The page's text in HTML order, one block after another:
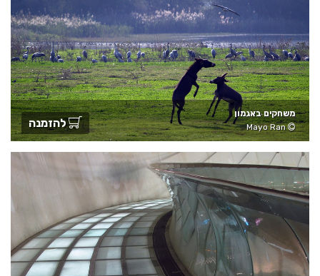
משחקים באגמון
Mayo Ran
להזמנה